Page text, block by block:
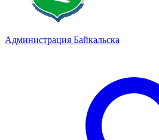
Администрация Байкальска